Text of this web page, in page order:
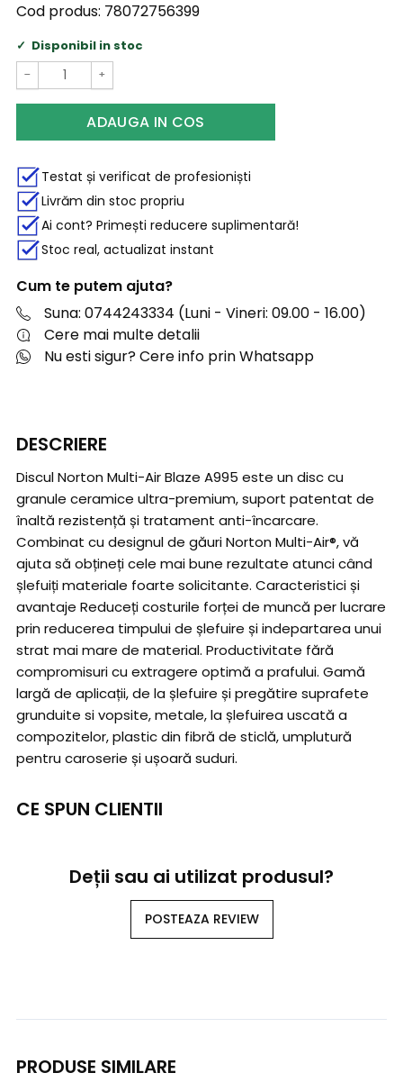
Cod produs: 78072756399
Disponibil in stoc
− +
ADAUGA IN COS
Testat și verificat de profesioniști
Livrăm din stoc propriu
Ai cont? Primești reducere suplimentară!
Stoc real, actualizat instant
Cum te putem ajuta?
Suna: 0744243334 (Luni - Vineri: 09.00 - 16.00)
Cere mai multe detalii
Nu esti sigur? Cere info prin Whatsapp
DESCRIERE
Discul Norton Multi-Air Blaze A995 este un disc cu
granule ceramice ultra-premium, suport patentat de
înaltă rezistență și tratament anti-încarcare.
Combinat cu designul de găuri Norton Multi-Air®, vă
ajuta să obțineți cele mai bune rezultate atunci când
șlefuiți materiale foarte solicitante. Caracteristici și
avantaje Reduceți costurile forței de muncă per lucrare
prin reducerea timpului de șlefuire și indepartarea unui
strat mai mare de material. Productivitate fără
compromisuri cu extragere optimă a prafului. Gamă
largă de aplicații, de la șlefuire și pregătire suprafete
grunduite si vopsite, metale, la șlefuirea uscată a
compozitelor, plastic din fibră de sticlă, umplutură
pentru caroserie și ușoară suduri.
CE SPUN CLIENTII
Deții sau ai utilizat produsul?
POSTEAZA REVIEW
PRODUSE SIMILARE